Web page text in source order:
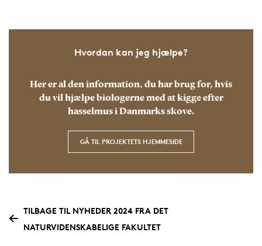
Hvordan kan jeg hjælpe?
Her er al den information, du har brug for, hvis
du vil hjælpe biologerne med at kigge efter
hasselmus i Danmarks skove.
GÅ TIL PROJEKTETS HJEMMESIDE
TILBAGE TIL NYHEDER 2024 FRA DET
NATURVIDENSKABELIGE FAKULTET